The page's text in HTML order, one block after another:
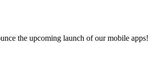
the upcoming launch of our mobile apps!